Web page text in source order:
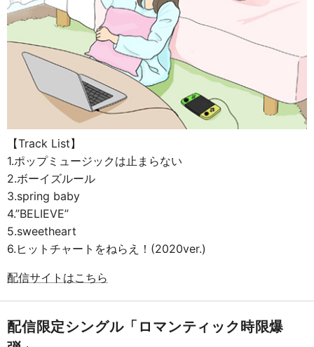
【Track List】
1.ポップミュージックは止まらない
2.ボーイズルール
3.spring baby
4.”BELIEVE”
5.sweetheart
6.ヒットチャートをねらえ！(2020ver.)
配信サイトはこちら
配信限定シングル「ロマンティック時限爆